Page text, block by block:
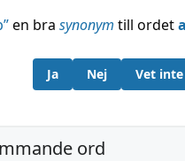
”en bra synonym till ordet
Ja Nej Vet inte
ord